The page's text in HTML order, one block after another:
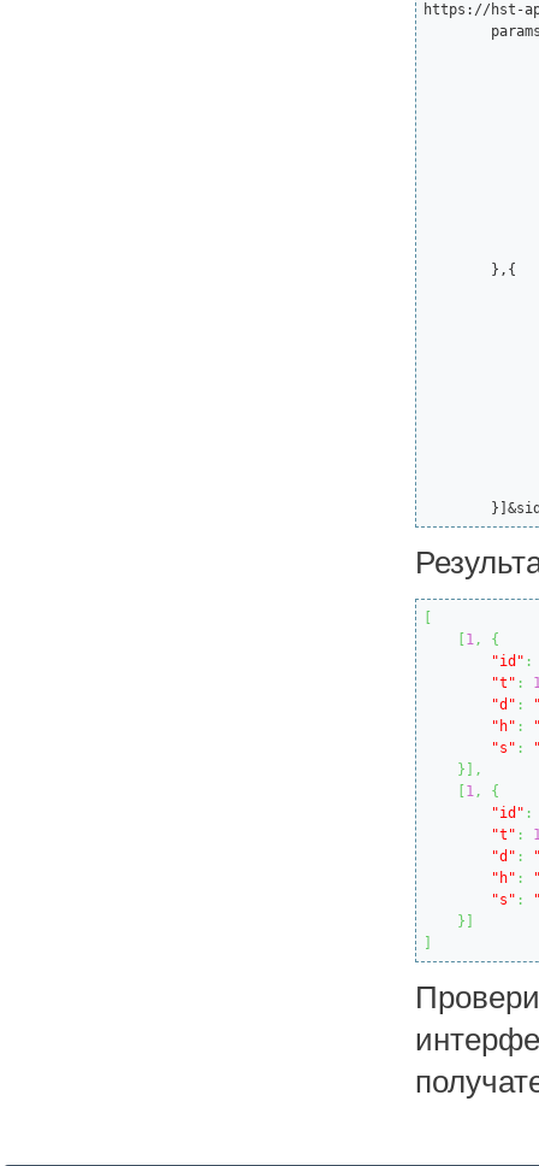
https://hst-
1,
{
"id" :
"t" :
"d" :
"h" :
"s" :
}
,
1,
{
"id" :
"t" :
"d" :
"h" :
"s" :
}